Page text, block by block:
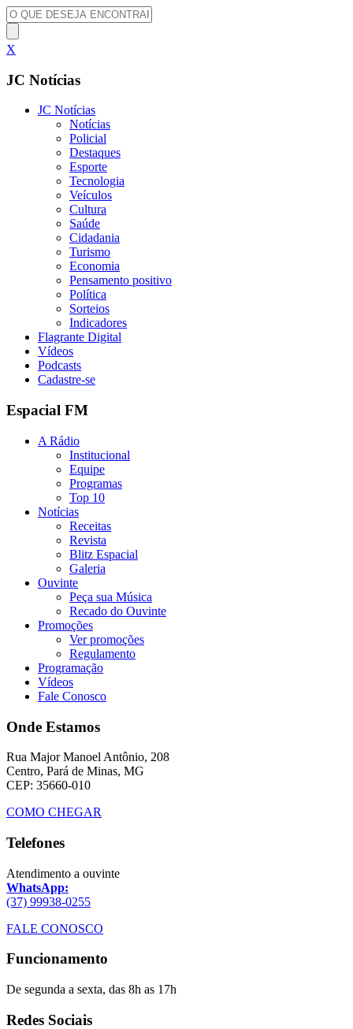
X
JC Notícias
JC Notícias
Notícias
Policial
Destaques
Esporte
Tecnologia
Veículos
Cultura
Saúde
Cidadania
Turismo
Economia
Pensamento positivo
Política
Sorteios
Indicadores
Flagrante Digital
Vídeos
Podcasts
Cadastre-se
Espacial FM
A Rádio
Institucional
Equipe
Programas
Top 10
Notícias
Receitas
Revista
Blitz Espacial
Galeria
Ouvinte
Peça sua Música
Recado do Ouvinte
Promoções
Ver promoções
Regulamento
Programação
Vídeos
Fale Conosco
Onde Estamos
Rua Major Manoel Antônio, 208
Centro, Pará de Minas, MG
CEP: 35660-010
COMO CHEGAR
Telefones
Atendimento a ouvinte
WhatsApp:
(37) 99938-0255
FALE CONOSCO
Funcionamento
De segunda a sexta, das 8h as 17h
Redes Sociais